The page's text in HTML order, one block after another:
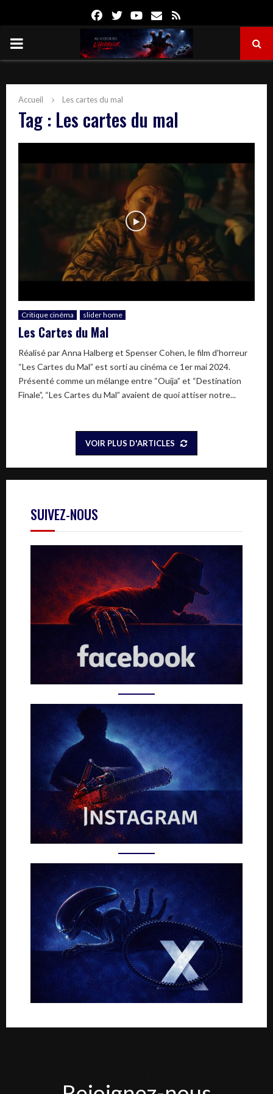
FacebookTwitterYoutube
Email
PRIMARY
Accueil Les cartes du mal
Tag : Les cartes du mal
Critique cinéma slider home
Les Cartes du Mal
Réalisé par Anna Halberg et Spenser Cohen, le film d'horreur
“Les Cartes du Mal” est sorti au cinéma ce 1er mai 2024.
Présenté comme un mélange entre “Ouija” et “Destination
Finale”, “Les Cartes du Mal” avaient de quoi attiser notre...
VOIR PLUS D'ARTICLES
SUIVEZ-NOUS